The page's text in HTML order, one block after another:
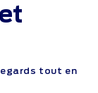
tout en